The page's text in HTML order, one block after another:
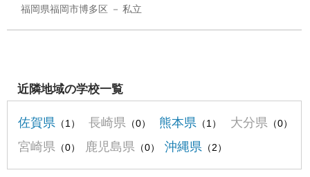
福岡県福岡市博多区 私立
近隣地域の学校一覧
佐賀県 （1） 長崎県 （0） 熊本県 （1） 大分県（0）
宮崎県 （0） 鹿児島県 （0） 沖縄県 （2）